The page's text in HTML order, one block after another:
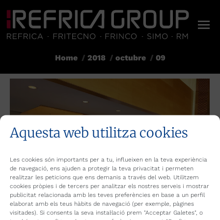
Aquesta web utilitza cookies
Les cookies són importants per a tu, influeixen en la teva experiència
de navegació, ens ajuden a protegir la teva privacitat i permeten
realitzar les peticions que ens demanis a través del web. Utilitzem
cookies pròpies i de tercers per analitzar els nostres serveis i mostrar
publicitat relacionada amb les teves preferències en base a un perfil
elaborat amb els teus hàbits de navegació (per exemple, pàgines
visitades). Si consents la seva instal·lació prem "Acceptar Galetes", o
You are here:
Home 2018 octubre 09